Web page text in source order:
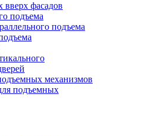
вверх фасадов
подъема
подъема
механизмов
подъемных